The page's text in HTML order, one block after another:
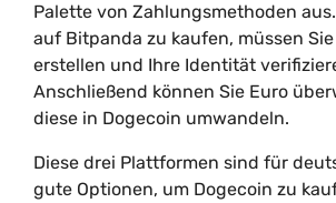
Palette von Zahlungsmethoden
auf Bitpanda zu kaufen, müssen
erstellen und Ihre Identität
Anschließend können Sie Euro
diese in Dogecoin umwandeln.
Diese drei Plattformen sind für
gute Optionen, um Dogecoin zu